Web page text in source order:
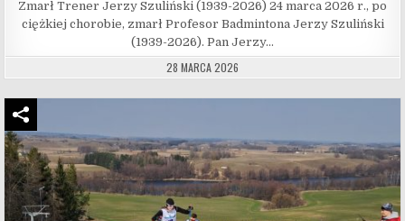
Zmarł Trener Jerzy Szuliński (1939-2026) 24 marca 2026 r., po
ciężkiej chorobie, zmarł Profesor Badmintona Jerzy Szuliński
(1939-2026). Pan Jerzy…
28 MARCA 2026